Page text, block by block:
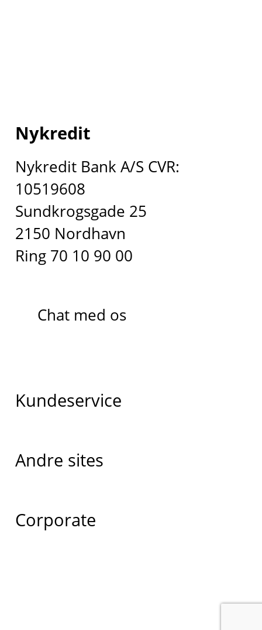
Nykredit
Nykredit Bank A/S CVR:
10519608
Sundkrogsgade 25
2150 Nordhavn
Ring 70 10 90 00
Chat med os
Kundeservice
Andre sites
Corporate